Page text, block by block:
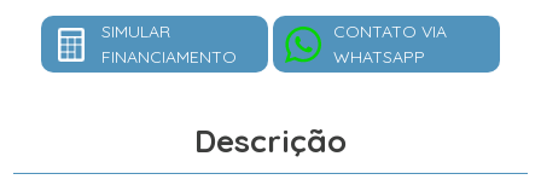
SIMULAR
FINANCIAMENTO
CONTATO VIA
WHATSAPP
Descrição